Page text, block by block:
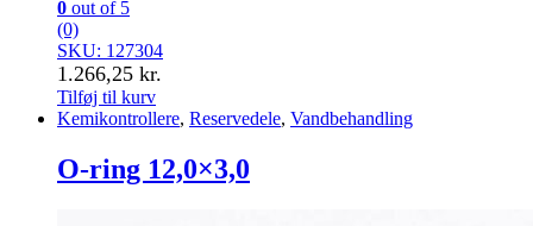
0 out of 5
(0)
SKU: 127304
1.266,25 kr.
Tilføj til kurv
Kemikontrollere, Reservedele, Vandbehandling
O-ring 12,0×3,0